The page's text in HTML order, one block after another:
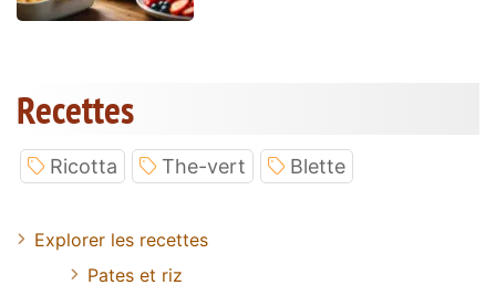
Recettes
Ricotta The-vert Blette
Explorer les recettes
Pates et riz